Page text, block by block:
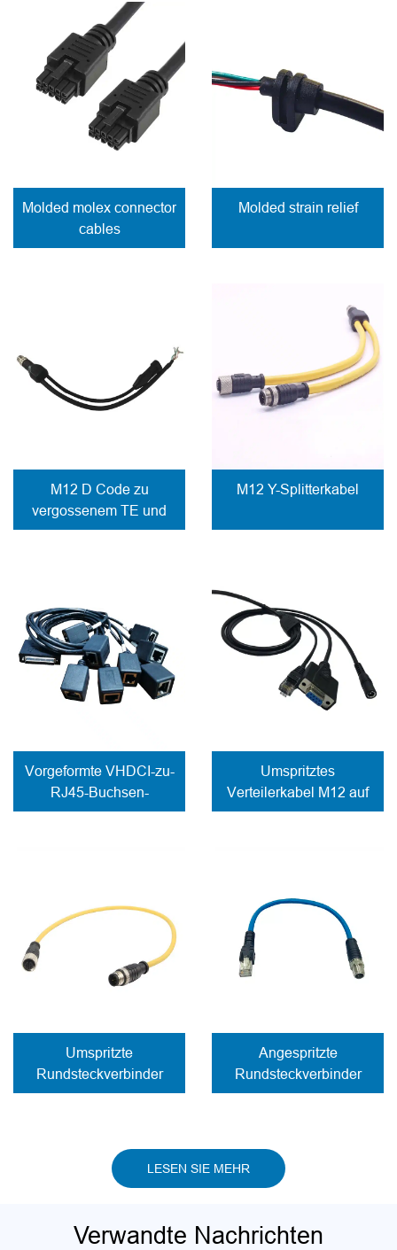
Molded molex connector
cables
Molded strain relief
M12 D Code zu
vergossenem TE und
JST Kabel
M12 Y-Splitterkabel
Vorgeformte VHDCI-zu-
RJ45-Buchsen-
Splitterkabel
Umspritztes
Verteilerkabel M12 auf
RJ45, DC und DB9
Umspritzte
Rundsteckverbinder
M12 Stecker auf Buchse
Angespritzte
Rundsteckverbinder
M12 x kodiert auf RJ45
LESEN SIE MEHR
Verwandte Nachrichten